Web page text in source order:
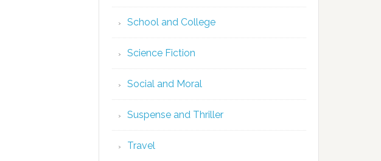
School and College
Science Fiction
Social and Moral
Suspense and Thriller
Travel